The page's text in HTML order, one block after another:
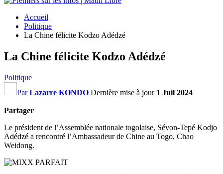
Accueil
Politique
La Chine félicite Kodzo Adédzé
La Chine félicite Kodzo Adédzé
Politique
ParLazarre KONDO Dernière mise à jour 1 Juil 2024
Partager
Le président de l’Assemblée nationale togolaise, Sévon-Tepé Kodjo
Adédzé a rencontré l’Ambassadeur de Chine au Togo, Chao
Weidong.